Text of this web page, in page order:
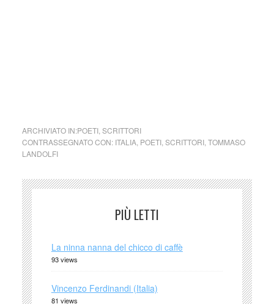
ARCHIVIATO IN:POETI, SCRITTORI
CONTRASSEGNATO CON: ITALIA, POETI, SCRITTORI, TOMMASO
LANDOLFI
PIÙ LETTI
La ninna nanna del chicco di caffè
93 views
Vincenzo Ferdinandi (Italia)
81 views